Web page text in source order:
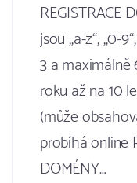
REGISTRACE
jsou „a-z“, „0-
3 a maximálně
roku až na 10
(může
probíhá online
DOMÉNY…